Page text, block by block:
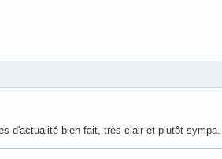
d'actualité bien fait, très clair et plutôt